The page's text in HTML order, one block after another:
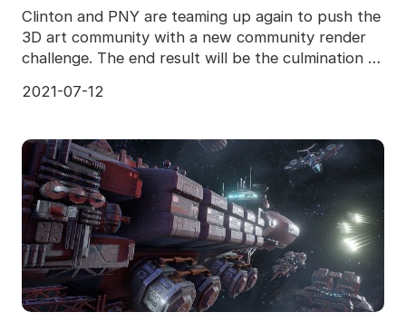
Clinton and PNY are teaming up again to push the
3D art community with a new community render
challenge. The end result will be the culmination of
2021-07-12